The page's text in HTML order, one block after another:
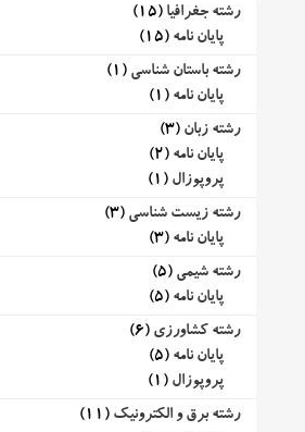
رشته جغرافیا (15)
پایان نامه (15)
رشته باستان شناسی (1)
پایان نامه (1)
رشته زبان (3)
پایان نامه (2)
پروپوزال (1)
رشته زیست شناسی (3)
پایان نامه (3)
رشته شیمی (5)
پایان نامه (5)
رشته کشاورزی (6)
پایان نامه (5)
پروپوزال (1)
رشته برق و الکترونیک (11)